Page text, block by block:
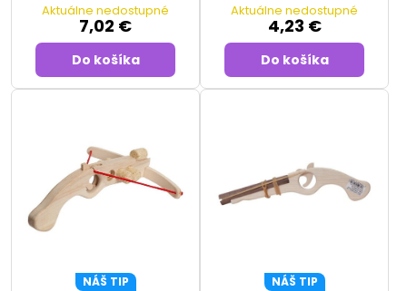
Aktuálne nedostupné
7,02 €
Do košíka
Aktuálne nedostupné
4,23 €
Do košíka
NÁŠ TIP NÁŠ TIP